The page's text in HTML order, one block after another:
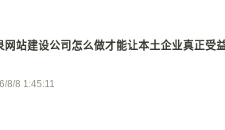
网站建设公司怎么做才能让本土企业真正受
8/8 1:45:11